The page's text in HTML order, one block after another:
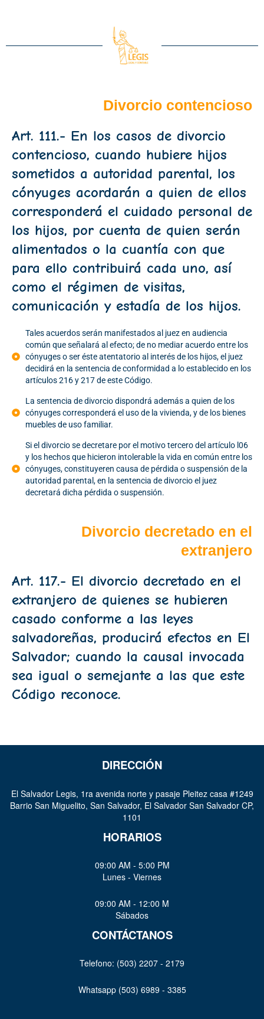
Divorcio contencioso
Art. 111.- En los casos de divorcio
contencioso, cuando hubiere hijos
sometidos a autoridad parental, los
cónyuges acordarán a quien de ellos
corresponderá el cuidado personal de
los hijos, por cuenta de quien serán
alimentados o la cuantía con que
para ello contribuirá cada uno, así
como el régimen de visitas,
comunicación y estadía de los hijos.
Tales acuerdos serán manifestados al juez en audiencia
común que señalará al efecto; de no mediar acuerdo entre los
cónyuges o ser éste atentatorio al interés de los hijos, el juez
decidirá en la sentencia de conformidad a lo establecido en los
artículos 216 y 217 de este Código.
La sentencia de divorcio dispondrá además a quien de los
cónyuges corresponderá el uso de la vivienda, y de los bienes
muebles de uso familiar.
Si el divorcio se decretare por el motivo tercero del artículo l06
y los hechos que hicieron intolerable la vida en común entre los
cónyuges, constituyeren causa de pérdida o suspensión de la
autoridad parental, en la sentencia de divorcio el juez
decretará dicha pérdida o suspensión.
Divorcio decretado en el
extranjero
Art. 117.- El divorcio decretado en el
extranjero de quienes se hubieren
casado conforme a las leyes
salvadoreñas, producirá efectos en El
Salvador; cuando la causal invocada
sea igual o semejante a las que este
Código reconoce.
DIRECCIÓN
El Salvador Legis, 1ra avenida norte y pasaje Pleitez casa #1249
Barrio San Miguelito, San Salvador, El Salvador San Salvador CP,
1101
HORARIOS
09:00 AM - 5:00 PM
Lunes - Viernes
09:00 AM - 12:00 M
Sábados
CONTÁCTANOS
Telefono: (503) 2207 - 2179
Whatsapp (503) 6989 - 3385